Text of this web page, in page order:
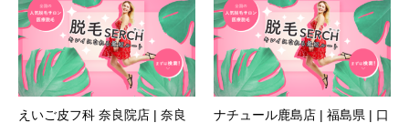
えいご皮フ科 奈良院店 | 奈良
ナチュール鹿島店 | 福島県 | 口